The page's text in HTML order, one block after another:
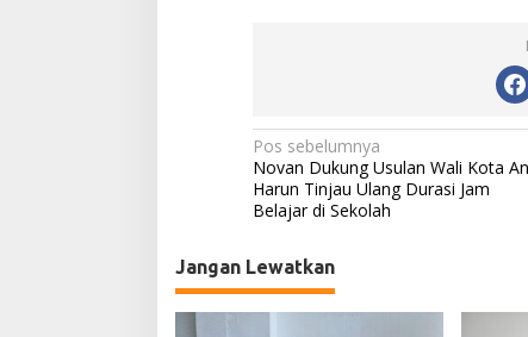
N
a
v
g
a
Pos sebelumnya
Novan Dukung Usulan Wali Kota
Harun Tinjau Ulang Durasi Jam
Belajar di Sekolah
Jangan Lewatkan